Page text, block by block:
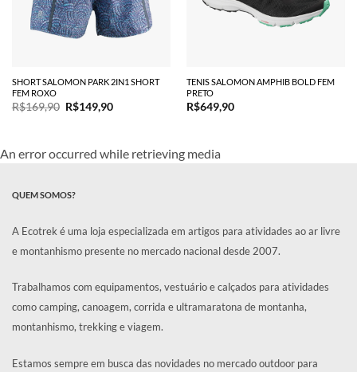
SHORT SALOMON PARK 2IN1 SHORT
FEM ROXO
R$169,90 O
R$169,90.
R$149,90O
R$149,90.
TENIS SALOMON AMPHIB BOLD FEM
PRETO
R$649,90
An error occurred while retrieving media
QUEM SOMOS?
A Ecotrek é uma loja especializada em artigos para atividades ao ar livre
e montanhismo presente no mercado nacional desde 2007.
Trabalhamos com equipamentos, vestuário e calçados para atividades
como camping, canoagem, corrida e ultramaratona de montanha,
montanhismo, trekking e viagem.
Estamos sempre em busca das novidades no mercado outdoor para